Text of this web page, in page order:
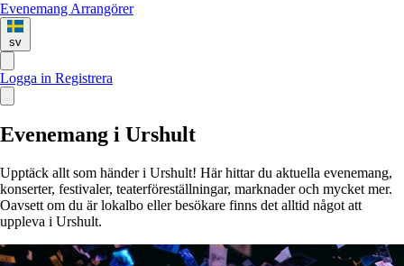
Evenemang Arrangörer
sv
Logga in Registrera
Evenemang i Urshult
Upptäck allt som händer i Urshult! Här hittar du aktuella evenemang,
konserter, festivaler, teaterföreställningar, marknader och mycket mer.
Oavsett om du är lokalbo eller besökare finns det alltid något att
uppleva i Urshult.